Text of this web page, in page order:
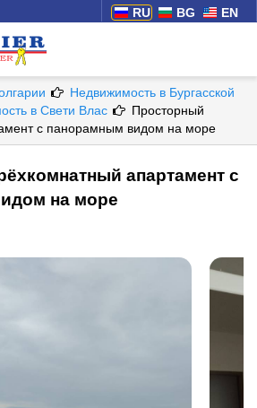
RU BG EN
Недвижимость в Бургасской
в Свети Влас
Просторный
с панорамным видом на море
апартамент с
на море